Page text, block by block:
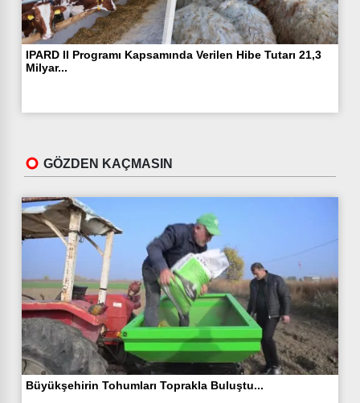
IPARD II Programı Kapsamında Verilen Hibe Tutarı 21,3
Milyar...
GÖZDEN KAÇMASIN
Büyükşehirin Tohumları Toprakla Buluştu...